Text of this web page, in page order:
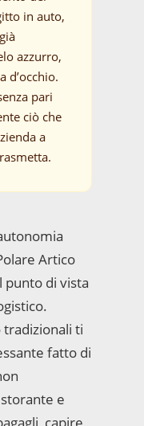
in auto,
azzurro,
d’occhio.
pari
ciò che
a
Artico
punto di vista
ti
fatto di
e